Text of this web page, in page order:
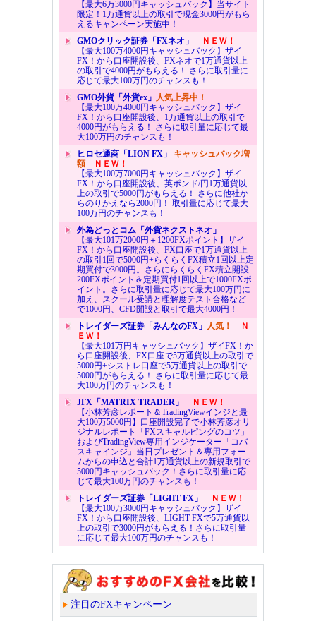
【最大6万3000円キャッシュバック】当サイト
限定！1万通貨以上の取引で現金3000円がもら
えるキャンペーン実施中！
GMOクリック証券「FXネオ」
ＮＥＷ！
【最大100万4000円キャッシュバック】ザイ
FX！から口座開設後、FXネオで1万通貨以上
の取引で4000円がもらえる！ さらに取引量に
応じて最大100万円のチャンスも！
GMO外貨「外貨ex」 人気上昇中！
【最大100万4000円キャッシュバック】ザイ
FX！から口座開設後、1万通貨以上の取引で
4000円がもらえる！ さらに取引量に応じて最
大100万円のチャンスも！
ヒロセ通商「LION FX」 キャッシュバック増
額ＮＥＷ！
【最大100万7000円キャッシュバック】ザイ
FX！から口座開設後、英ポンド/円1万通貨以
上の取引で5000円がもらえる！ さらに他社か
らのりかえなら2000円！ 取引量に応じて最大
100万円のチャンスも！
外為どっとコム「外貨ネクストネオ」
【最大101万2000円＋1200FXポイント】ザイ
FX！から口座開設後、FX口座で1万通貨以上
の取引1回で5000円+らくらくFX積立1回以上定
期買付で3000円。さらにらくらくFX積立開設
200FXポイント＆定期買付1回以上で1000FXポ
イント。さらに取引量に応じて最大100万円に
加え、スクール受講と理解度テスト合格など
で1000円、CFD開設と取引で最大4000円！
トレイダーズ証券「みんなのFX」 人気！
Ｎ
ＥＷ！
【最大101万円キャッシュバック】ザイFX！か
ら口座開設後、FX口座で5万通貨以上の取引で
5000円+シストレ口座で5万通貨以上の取引で
5000円がもらえる！ さらに取引量に応じて最
大100万円のチャンスも！
JFX「MATRIX TRADER」
ＮＥＷ！
【小林芳彦レポート＆TradingViewインジと最
大100万5000円】口座開設完了で小林芳彦オリ
ジナルレポート「FXスキャルピングのコツ」
およびTradingView専用インジケーター「コバ
スキャインジ」当日プレゼント＆専用フォー
ムからの申込と合計1万通貨以上の新規取引で
5000円キャッシュバック！さらに取引量に応
じて最大100万円のチャンスも！
トレイダーズ証券「LIGHT FX」
ＮＥＷ！
【最大100万3000円キャッシュバック】ザイ
FX！から口座開設後、LIGHT FXで5万通貨以
上の取引で3000円がもらえる！さらに取引量
に応じて最大100万円のチャンスも！
注目のFXキャンペーン